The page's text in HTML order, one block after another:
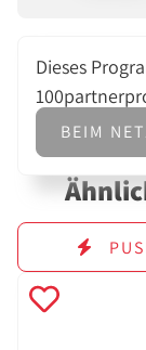
Dieses
BEIM